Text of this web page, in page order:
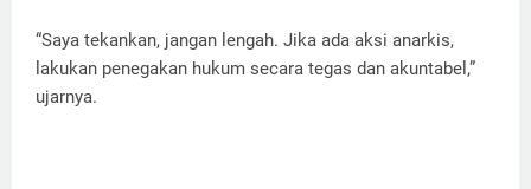
“Saya tekankan, jangan lengah. Jika ada aksi anarkis,
lakukan penegakan hukum secara tegas dan akuntabel,”
ujarnya.